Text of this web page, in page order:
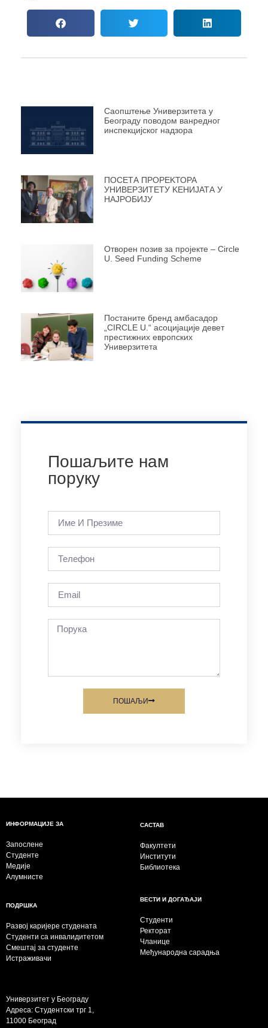
Саопштење Универзитета у
Београду поводом ванредног
инспекцијског надзора
ПОСЕТА ПРОРЕKТОРА
УНИВЕРЗИТЕТУ KЕНИЈАТА У
НАЈРОБИЈУ
Отворен позив за пројекте – Circle
U. Seed Funding Scheme
Постаните бренд амбасадор
„CIRCLE U.“ асоцијације девет
престижних европских
Универзитета
Пошаљите нам
поруку
ПОШАЉИ
ИНФОРМАЦИЈЕ ЗА
Запослене
Студенте
Медије
Алумнисте
САСТАВ
Факултети
Институти
Библиотека
ПОДРШКА
Развој каријере студената
Студенти са инвалидитетом
Смештај за студенте
Истраживачи
ВЕСТИ И ДОГАЂАЈИ
Студенти
Ректорат
Чланице
Међународна сарадња
Универзитет у Београду
Адреса: Студентски трг 1,
11000 Београд